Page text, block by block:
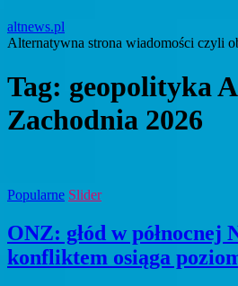
altnews.pl
Alternatywna strona wiadomości czyli
Tag: geopolityka
Zachodnia 2026
Popularne Slider
ONZ: głód w
konfliktem osiąga